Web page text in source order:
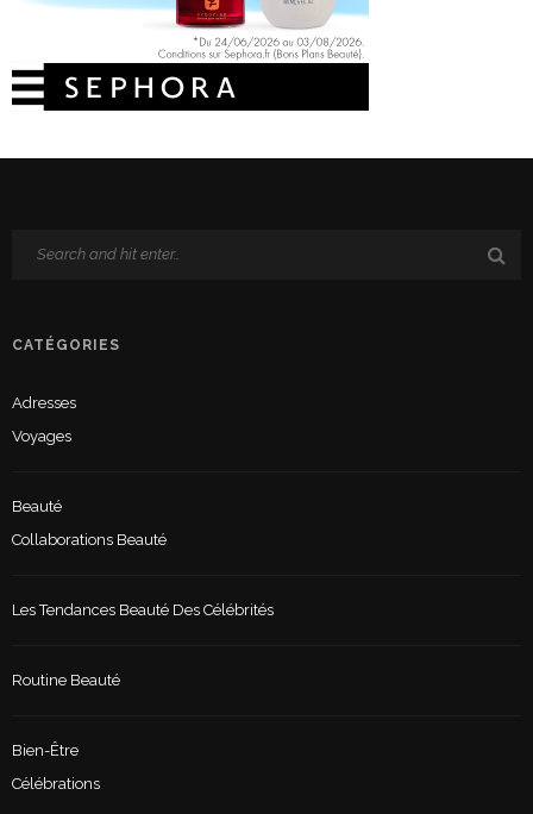
CATÉGORIES
Adresses
Voyages
Beauté
Collaborations Beauté
Les Tendances Beauté Des Célébrités
Routine Beauté
Bien-Être
Célébrations